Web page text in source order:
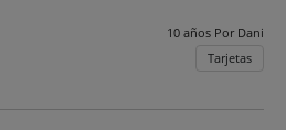
10 años Por Dani
Tarjetas